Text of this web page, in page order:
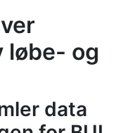
løbe- og
data